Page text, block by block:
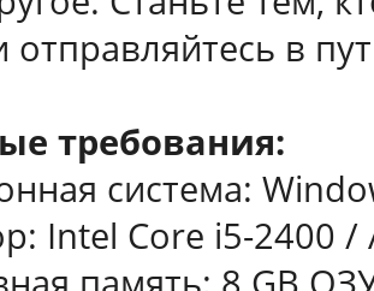
отправляйтесь в
требования:
система:
Intel Core i5-2400 /